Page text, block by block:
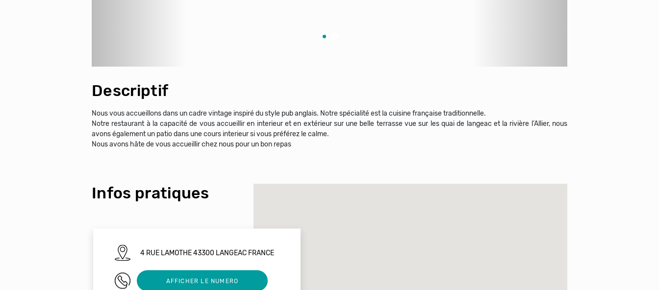
Descriptif
Nous vous accueillons dans un cadre vintage inspiré du style pub anglais. Notre spécialité est la cuisine française traditionnelle.
Notre restaurant à la capacité de vous accueillir en interieur et en extérieur sur une belle terrasse vue sur les quai de langeac et la rivière l’Allier, nous
avons également un patio dans une cours interieur si vous préférez le calme.
Nous avons hâte de vous accueillir chez nous pour un bon repas
Infos pratiques
4 RUE LAMOTHE 43300 LANGEAC FRANCE
0953821607AFFICHER LE NUMERO